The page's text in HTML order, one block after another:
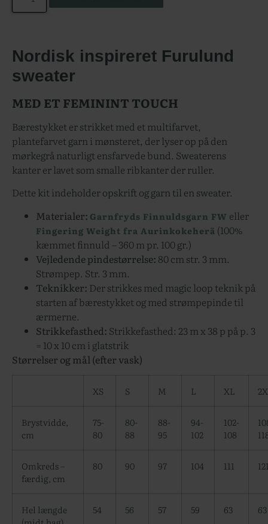
Nordisk inspireret Furulund
sweater
MED ET FEMININT TOUCH
Bærestykket er strikket med et multifarvet,
plantefarvet garn i mønsteret, der lyser op på den
mørkegrå naturligt ensfarvede bund. Sweaterens
kanter er lavet som smalle ribkanter der ruller.
Dette kit indeholder opskrift og garn til en sweater.
Materialer: Garnfryds Finnuldsgarn FW eller
Fingering Weight fra Aurinkokeherä (100%
kæmmet finnuld – 360 m pr. 100 gr.)
Vejledende pindestørrelse: 80 cm str. 3 mm.
Strømpep. Str. 3 mm.
Teknikker: Der strikkes med magic loop teknik på
starten af bærestykket og med strømpepinde til
ærmerne.
Strikkefasthed: Strikkefasthed: 23 m x 38 p på p. 3
= 10 x 10 cm i glatstrik
Størrelser og mål (efter vask)
XS S M L XL
Brystvidde,
cm
75-
80
80-
88
88-
95
94-
102
102-
108
Omkreds –
færdig, cm
80 90 97 104 111
Hel længde
54 56 57 59 63 63